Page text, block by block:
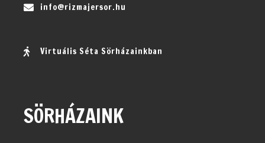
info@rizmajersor.hu
Virtuális Séta Sörházainkban
SÖRHÁZAINK